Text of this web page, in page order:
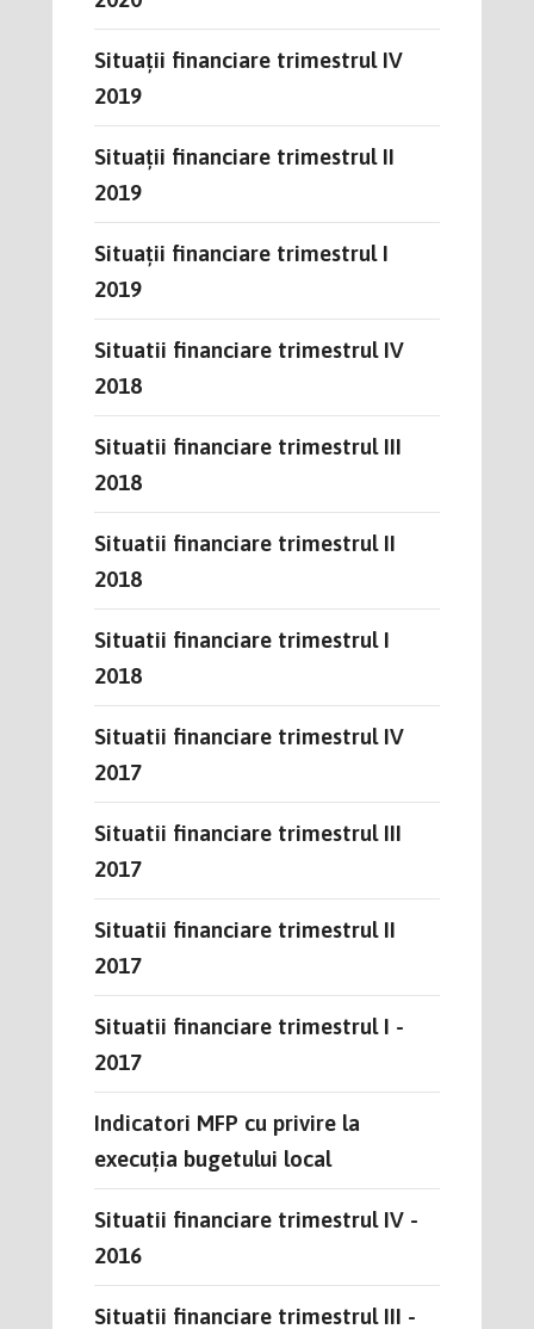
Situații financiare trimestrul IV
2019
Situații financiare trimestrul II
2019
Situații financiare trimestrul I
2019
Situatii financiare trimestrul IV
2018
Situatii financiare trimestrul III
2018
Situatii financiare trimestrul II
2018
Situatii financiare trimestrul I
2018
Situatii financiare trimestrul IV
2017
Situatii financiare trimestrul III
2017
Situatii financiare trimestrul II
2017
Situatii financiare trimestrul I -
2017
Indicatori MFP cu privire la
execuția bugetului local
Situatii financiare trimestrul IV -
2016
Situatii financiare trimestrul III -